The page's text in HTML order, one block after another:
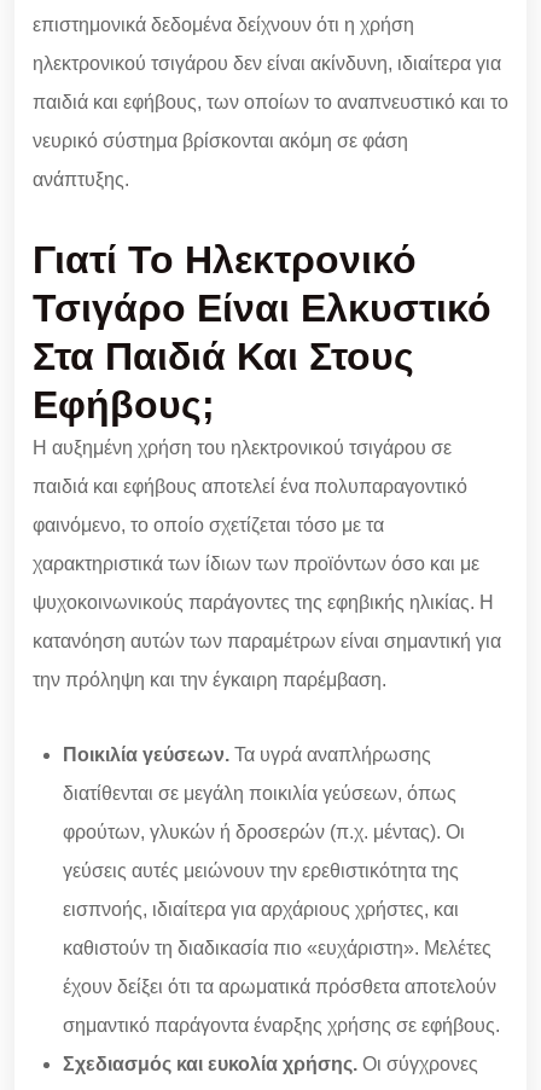
επιστημονικά δεδομένα δείχνουν ότι η χρήση
ηλεκτρονικού τσιγάρου δεν είναι ακίνδυνη, ιδιαίτερα για
παιδιά και εφήβους, των οποίων το αναπνευστικό και το
νευρικό σύστημα βρίσκονται ακόμη σε φάση
ανάπτυξης.
Γιατί Το Ηλεκτρονικό
Τσιγάρο Είναι Ελκυστικό
Στα Παιδιά Και Στους
Εφήβους;
Η αυξημένη χρήση του ηλεκτρονικού τσιγάρου σε
παιδιά και εφήβους αποτελεί ένα πολυπαραγοντικό
φαινόμενο, το οποίο σχετίζεται τόσο με τα
χαρακτηριστικά των ίδιων των προϊόντων όσο και με
ψυχοκοινωνικούς παράγοντες της εφηβικής ηλικίας. Η
κατανόηση αυτών των παραμέτρων είναι σημαντική για
την πρόληψη και την έγκαιρη παρέμβαση.
Ποικιλία γεύσεων. Τα υγρά αναπλήρωσης
διατίθενται σε μεγάλη ποικιλία γεύσεων, όπως
φρούτων, γλυκών ή δροσερών (π.χ. μέντας). Οι
γεύσεις αυτές μειώνουν την ερεθιστικότητα της
εισπνοής, ιδιαίτερα για αρχάριους χρήστες, και
καθιστούν τη διαδικασία πιο «ευχάριστη». Μελέτες
έχουν δείξει ότι τα αρωματικά πρόσθετα αποτελούν
σημαντικό παράγοντα έναρξης χρήσης σε εφήβους.
Σχεδιασμός και ευκολία χρήσης. Οι σύγχρονες